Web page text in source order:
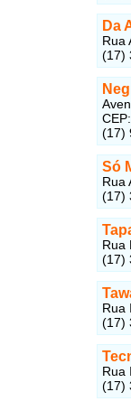
Da
Rua
(17)
(17)
Só
Rua
(17)
Rua
(17)
Rua
(17)
Rua
(17)